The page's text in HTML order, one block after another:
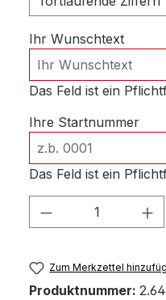
Ihr Wunschtext
Das Feld ist ein
Ihre Startnummer
Das Feld ist ein
Produkt
Zum Merkzettel
Produktnummer: